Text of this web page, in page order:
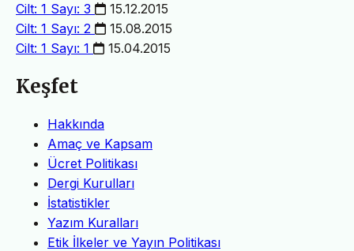
Cilt: 1 Sayı: 3
15.12.2015
Cilt: 1 Sayı: 2
15.08.2015
Cilt: 1 Sayı: 1
15.04.2015
Keşfet
Hakkında
Amaç ve Kapsam
Ücret Politikası
Dergi Kurulları
İstatistikler
Yazım Kuralları
Etik İlkeler ve Yayın Politikası